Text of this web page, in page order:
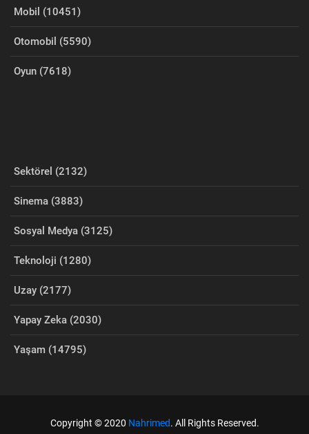
Mobil (10451)
Otomobil (5590)
Oyun (7618)
Sektörel (2132)
Sinema (3883)
Sosyal Medya (3125)
Teknoloji (1280)
Uzay (2177)
Yapay Zeka (2030)
Yaşam (14795)
Copyright © 2020 Nahrimed. All Rights Reserved.